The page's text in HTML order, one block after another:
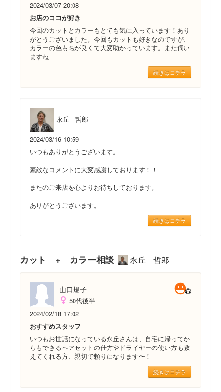
2024/03/07 20:08
お店のココが好き
今回のカットとカラーもとても気に入っています！あり
がとうございました。今回もカットも好きなのですが、
カラーの色もちが良くて大変助かっています。また伺い
ますね
続きはコチラ
永丘 哲郎
2024/03/16 10:59
いつもありがとうございます。
素敵なコメントに大変感謝しております！！
またのご来店を心よりお待ちしております。
ありがとうございます。
続きはコチラ
カット + カラー相談 永丘 哲郎
山口規子
50代後半
2024/02/18 17:02
おすすめスタッフ
いつもお世話になっている永丘さんは、自宅に帰ってか
らもできるヘアセットの仕方やドライヤーの使い方も教
えてくれる方、親切で頼りになります〜！
続きはコチラ